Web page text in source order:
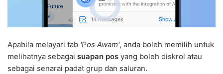
Apabila melayari tab 'Pos Awam', anda boleh memilih untuk
melihatnya sebagai suapan pos yang boleh diskrol atau
sebagai senarai padat grup dan saluran.